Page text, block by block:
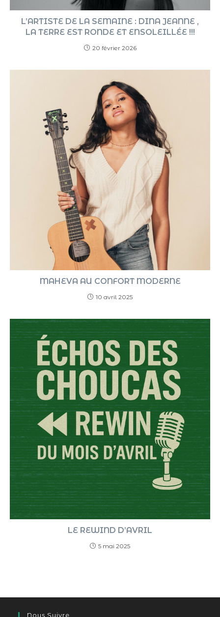
L’ARTISTE DE LA SEMAINE : DINA JEANNE ,
LA TERRE EST RONDE ET ENSOLEILLÉE !!!
20 février 2026
MAHEVA AU CONFORT MODERNE
10 avril 2025
LE REWIND D’AVRIL
5 mai 2025
Nous Suivre